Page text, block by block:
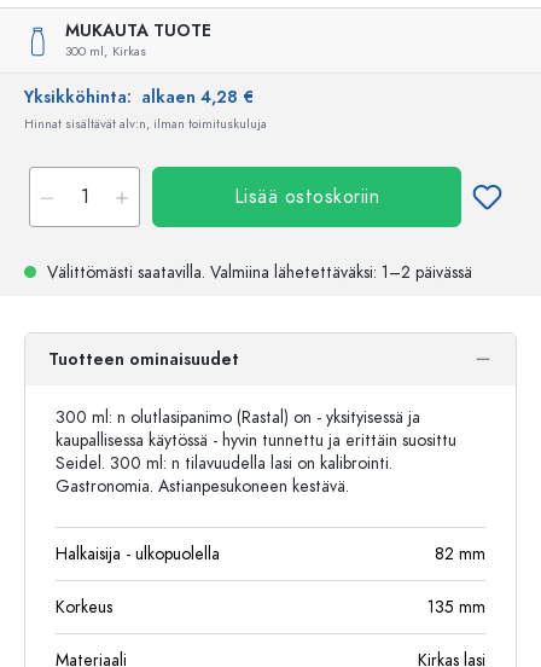
MUKAUTA TUOTE
300 ml, Kirkas
Yksikköhinta: alkaen 4,28 €
Hinnat sisältävät alv:n, ilman toimituskuluja
Lisää ostoskoriin
Välittömästi saatavilla. Valmiina lähetettäväksi: 1–2 päivässä
Tuotteen ominaisuudet
300 ml: n olutlasipanimo (Rastal) on - yksityisessä ja
kaupallisessa käytössä - hyvin tunnettu ja erittäin suosittu
Seidel. 300 ml: n tilavuudella lasi on kalibrointi.
Gastronomia. Astianpesukoneen kestävä.
Halkaisija - ulkopuolella 82 mm
Korkeus 135 mm
Materiaali Kirkas lasi